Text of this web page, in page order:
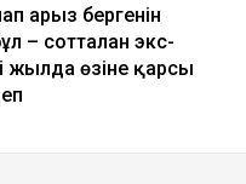
арыз бергенін
– сотталған экс-
жылда өзіне қарсы